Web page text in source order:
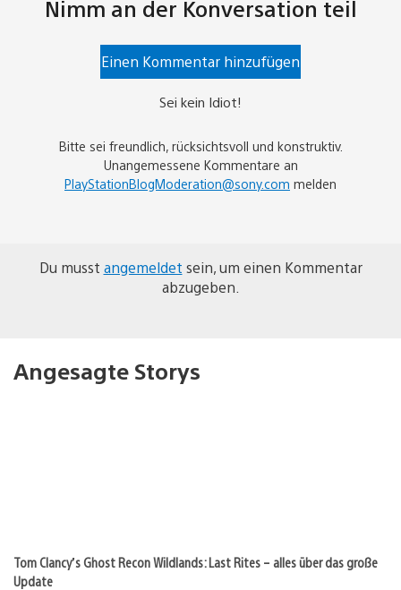
Nimm an der Konversation teil
Einen Kommentar hinzufügen
Sei kein Idiot!
Bitte sei freundlich, rücksichtsvoll und konstruktiv.
Unangemessene Kommentare an
PlayStationBlogModeration@sony.com melden
Du musst angemeldet sein, um einen Kommentar
abzugeben.
Angesagte Storys
Tom Clancy’s Ghost Recon Wildlands: Last Rites – alles über das große
Update